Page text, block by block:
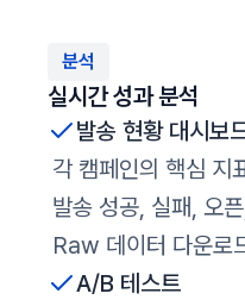
분석
실시간 성과 분석
발송 현황 대시보
각 캠페인의 핵심 지
발송 성공, 실패, 오
Raw 데이터 다운로
A/B 테스트